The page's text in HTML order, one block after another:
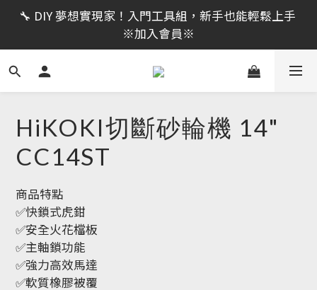
限時活動｜全館消費滿 NT$599 即享免運費，工具補貨
趁現在！立即逛活動商品
🔧 DIY 夢想實現家！入門工具組，新手也能輕鬆上手
※加入會員※
🔨 電動工具熱銷中！馬力強勁，助您輕鬆完成任務 ※
加入會員※
限時活動｜全館消費滿 NT$599 即享免運費，工具補貨
趁現在！立即逛活動商品
HiKOKI切斷砂輪機 14"
CC14ST
商品特點
✅快鎖式虎鉗
✅安全火花檔板
✅主軸鎖功能
✅強力高效馬達
✅軟質橡膠被覆